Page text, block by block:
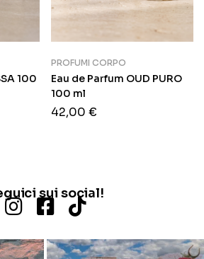
100
PROFUMI CORPO
Eau de Parfum OUD PURO
100 ml
42,00 €
sui social!